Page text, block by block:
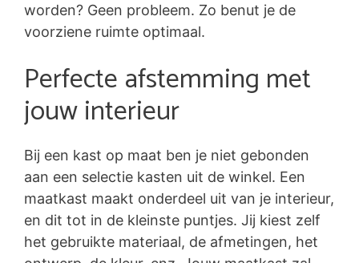
worden? Geen probleem. Zo benut je de
voorziene ruimte optimaal.
Perfecte afstemming met
jouw interieur
Bij een kast op maat ben je niet gebonden
aan een selectie kasten uit de winkel. Een
maatkast maakt onderdeel uit van je interieur,
en dit tot in de kleinste puntjes. Jij kiest zelf
het gebruikte materiaal, de afmetingen, het